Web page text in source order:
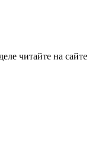
читайте на сайте